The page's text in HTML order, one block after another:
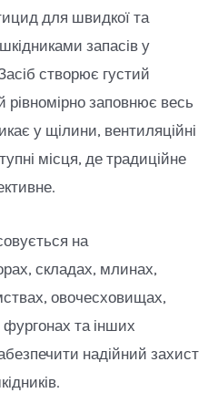
для швидкої та
запасів у
створює густий
рівномірно заповнює весь
у щілини, вентиляційні
місця, де традиційне
на
складах, млинах,
овочесховищах,
та інших
надійний захист